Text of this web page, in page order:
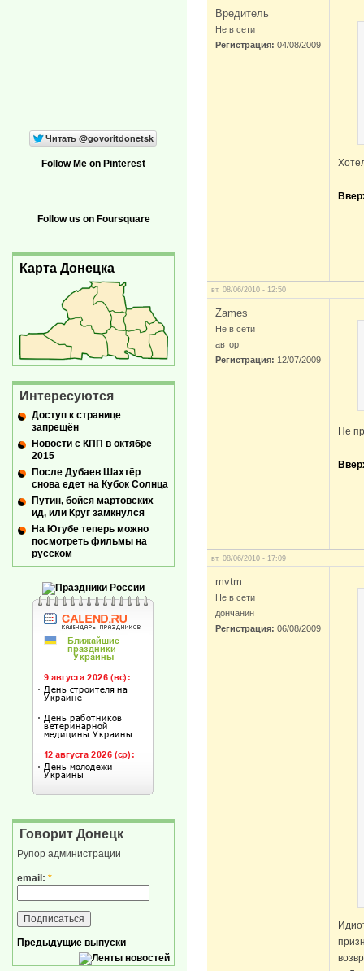
Вредитель
Не в сети
Регистрация: 04/08/2009
вт, 08/06/2010 - 12:50
Zames
Не в сети
автор
Регистрация: 12/07/2009
Не
вт, 08/06/2010 - 17:09
mvtm
Не в сети
дончанин
Регистрация: 06/08/2009
Follow Me on Pinterest
Follow us on Foursquare
Карта Донецка
Интересуются
Доступ к странице
запрещён
Новости с КПП в октябре
2015
После Дубаев Шахтёр
снова едет на Кубок Солнца
Путин, бойся мартовских
ид, или Круг замкнулся
На Ютубе теперь можно
посмотреть фильмы на
русском
Говорит Донецк
Рупор администрации
email: *
Предыдущие выпуски